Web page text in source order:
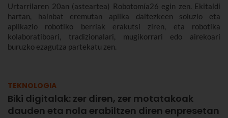
Urtarrilaren 20an (asteartea) Robotomía26 egin zen. Ekitaldi
hartan, hainbat eremutan aplika daitezkeen soluzio eta
aplikazio robotiko berriak erakutsi ziren, eta robotika
kolaboratiboari, tradizionalari, mugikorrari edo airekoari
buruzko ezagutza partekatu zen.
TEKNOLOGIA
Biki digitalak: zer diren, zer motatakoak
dauden eta nola erabiltzen diren enpresetan